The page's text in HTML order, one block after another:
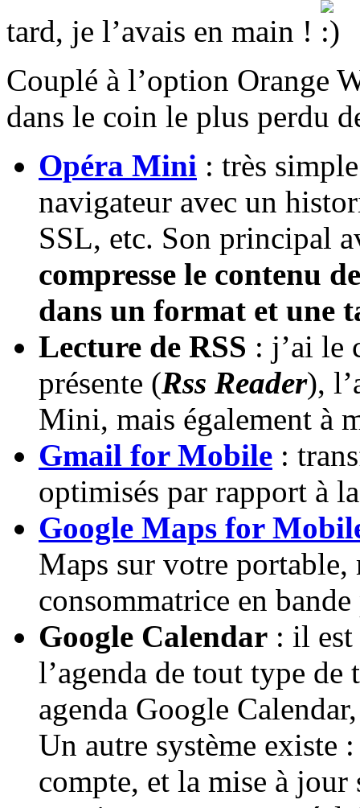
tard, je l’avais en main !
Couplé à l’option Orange
dans le coin le plus perdu
Opéra Mini : très
navigateur avec un
SSL, etc. Son principal
compresse le contenu
dans un format et une
Lecture de RSS : j’ai le
présente (Rss Reader),
Mini, mais également à
Gmail for Mobile :
optimisés par rapport à
Google Maps for
Maps sur votre portable,
consommatrice en bande
Google Calendar : il
l’agenda de tout type de
agenda Google
Un autre système existe
compte, et la mise à